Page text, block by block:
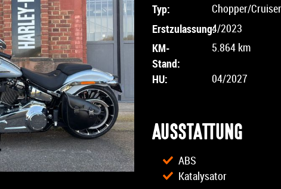
Typ: Chopper/Cruiser
Erstzulassung:4/2023
KM-
Stand:
5.864 km
HU: 04/2027
AUSSTATTUNG
ABS
Katalysator